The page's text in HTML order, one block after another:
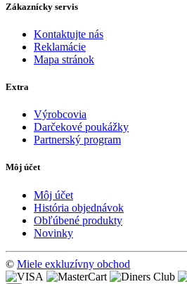
Zákaznícky servis
Kontaktujte nás
Reklamácie
Mapa stránok
Extra
Výrobcovia
Darčekové poukážky
Partnerský program
Môj účet
Môj účet
História objednávok
Obľúbené produkty
Novinky
© Miele exkluzívny obchod